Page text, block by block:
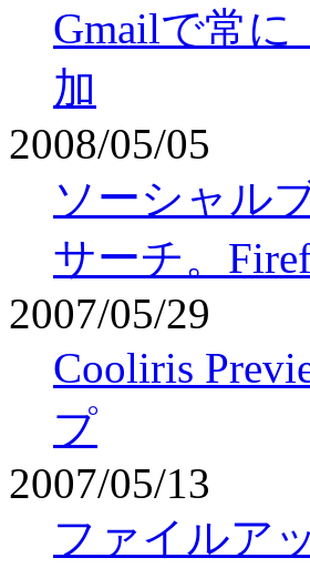
Gmailで常
加
2008/05/05
ソーシャル
サーチ。
2007/05/29
Cooliris
プ
2007/05/13
ファイルア